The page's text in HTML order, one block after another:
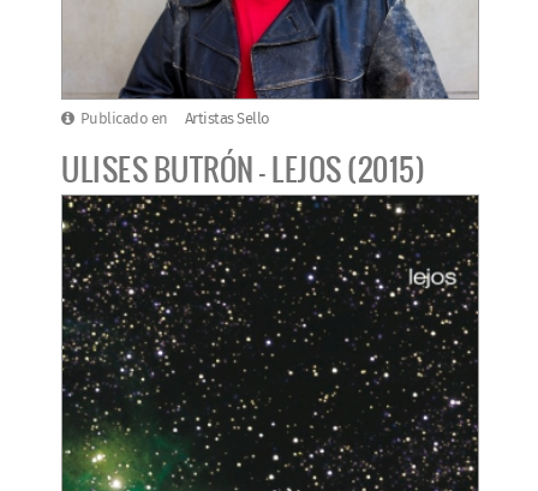
Publicado en Artistas Sello
ULISES BUTRÓN - LEJOS (2015)